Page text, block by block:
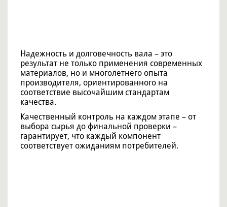
Надежность и долговечность вала – это
результат не только применения современных
материалов, но и многолетнего опыта
производителя, ориентированного на
соответствие высочайшим стандартам
качества.
Качественный контроль на каждом этапе – от
выбора сырья до финальной проверки –
гарантирует, что каждый компонент
соответствует ожиданиям потребителей.